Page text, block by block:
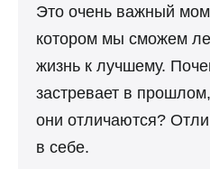
Это очень важный
котором мы сможем
жизнь к лучшему.
застревает в
они отличаются?
в себе.